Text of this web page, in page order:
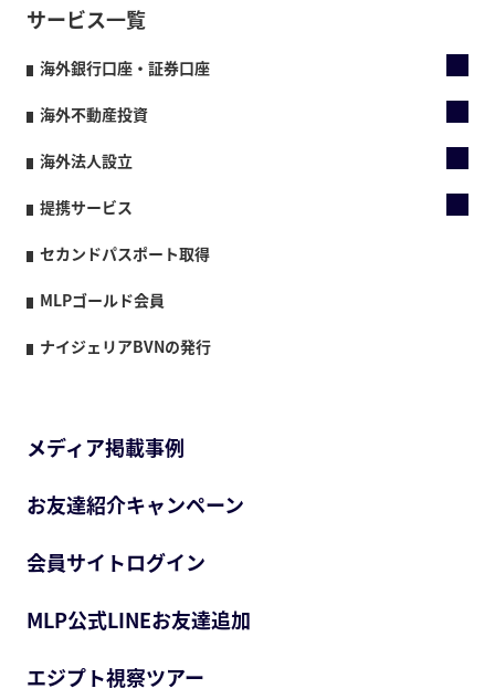
サービス一覧
海外銀行口座・証券口座
海外不動産投資
海外法人設立
提携サービス
セカンドパスポート取得
MLPゴールド会員
ナイジェリアBVNの発行
メディア掲載事例
お友達紹介キャンペーン
会員サイトログイン
MLP公式LINEお友達追加
エジプト視察ツアー